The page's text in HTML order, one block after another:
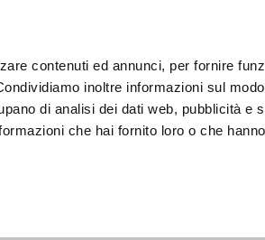
contenuti ed annunci, per fornire
inoltre informazioni sul
di analisi dei dati web, pubblicità e
che hai fornito loro o che